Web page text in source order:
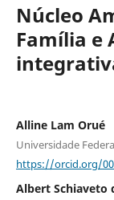
Núcleo
Família e
Alline Lam Orué
Universidade
https://orcid.org/
Albert Schiaveto